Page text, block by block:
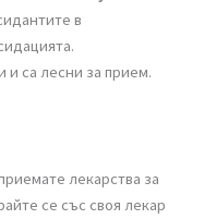
в
са лесни за прием.
лекарства за
се със своя лекар